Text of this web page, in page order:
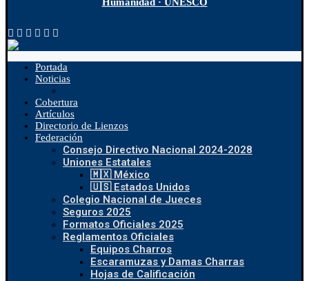
Portada
Noticias
Cobertura
Artículos
Directorio de Lienzos
Federación
Consejo Directivo Nacional 2024-2028
Uniones Estatales
🇲🇽 México
🇺🇸 Estados Unidos
Colegio Nacional de Jueces
Seguros 2025
Formatos Oficiales 2025
Reglamentos Oficiales
Equipos Charros
Escaramuzas y Damas Charras
Hojas de Calificación